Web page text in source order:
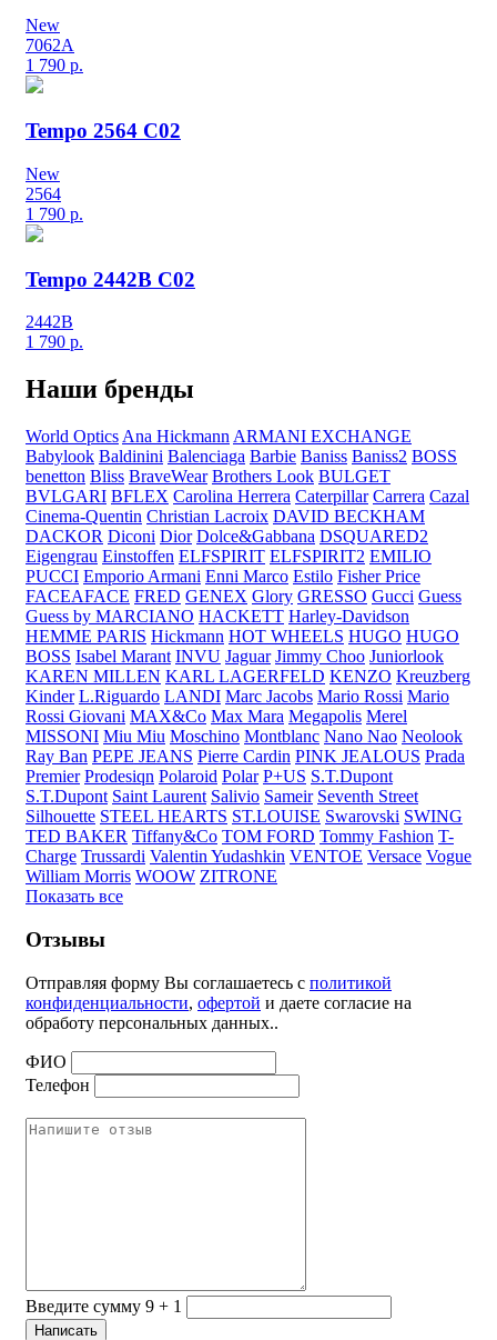
New
7062A
1 790 р.
Tempo 2564 C02
New
2564
1 790 р.
Tempo 2442B C02
2442B
1 790 р.
Наши бренды
World Optics Ana Hickmann ARMANI EXCHANGE
Babylook Baldinini Balenciaga Barbie Baniss Baniss2 BOSS
benetton Bliss BraveWear Brothers Look BULGET
BVLGARI BFLEX Carolina Herrera Caterpillar Carrera Cazal
Cinema-Quentin Christian Lacroix DAVID BECKHAM
DACKOR Diconi Dior Dolce&Gabbana DSQUARED2
Eigengrau Einstoffen ELFSPIRIT ELFSPIRIT2 EMILIO
PUCCI Emporio Armani Enni Marco Estilo Fisher Price
FACEAFACE FRED GENEX Glory GRESSO Gucci Guess
Guess by MARCIANO HACKETT Harley-Davidson
HEMME PARIS Hickmann HOT WHEELS HUGO HUGO
BOSS Isabel Marant INVU Jaguar Jimmy Choo Juniorlook
KAREN MILLEN KARL LAGERFELD KENZO Kreuzberg
Kinder L.Riguardo LANDI Marc Jacobs Mario Rossi Mario
Rossi Giovani MAX&Co Max Mara Megapolis Merel
MISSONI Miu Miu Moschino Montblanc Nano Nao Neolook
Ray Ban PEPE JEANS Pierre Cardin PINK JEALOUS Prada
Premier Prodesiqn Polaroid Polar P+US S.T.Dupont
S.T.Dupont Saint Laurent Salivio Sameir Seventh Street
Silhouette STEEL HEARTS ST.LOUISE Swarovski SWING
TED BAKER Tiffany&Co TOM FORD Tommy Fashion T-
Charge Trussardi Valentin Yudashkin VENTOE Versace Vogue
William Morris WOOW ZITRONE
Показать все
Отзывы
Отправляя форму Вы соглашаетесь с политикой
конфиденциальности, офертой и даете согласие на
обработу персональных данных..
ФИО
Телефон
Введите сумму 9 + 1